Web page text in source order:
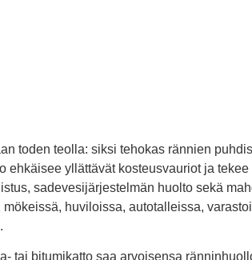
toden teolla: siksi tehokas rännien
yllättävät kosteusvauriot ja
sadevesijärjestelmän huolto sekä
huviloissa, autotalleissa,
tai bitumikatto saa arvoisensa